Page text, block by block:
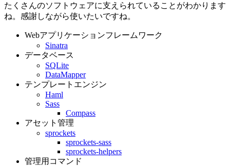
たくさんのソフトウェアに支えられていることがわかります
ね。感謝しながら使いたいですね。
Webアプリケーションフレームワーク
Sinatra
データベース
SQLite
DataMapper
テンプレートエンジン
Haml
Sass
Compass
アセット管理
sprockets
sprockets-sass
sprockets-helpers
管理用コマンド